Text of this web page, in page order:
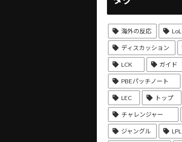
海外の反応 LoL
ディスカッション
LCK ガイド
PBEパッチノート
LEC トップ
チャレンジャー
ジャングル LPL